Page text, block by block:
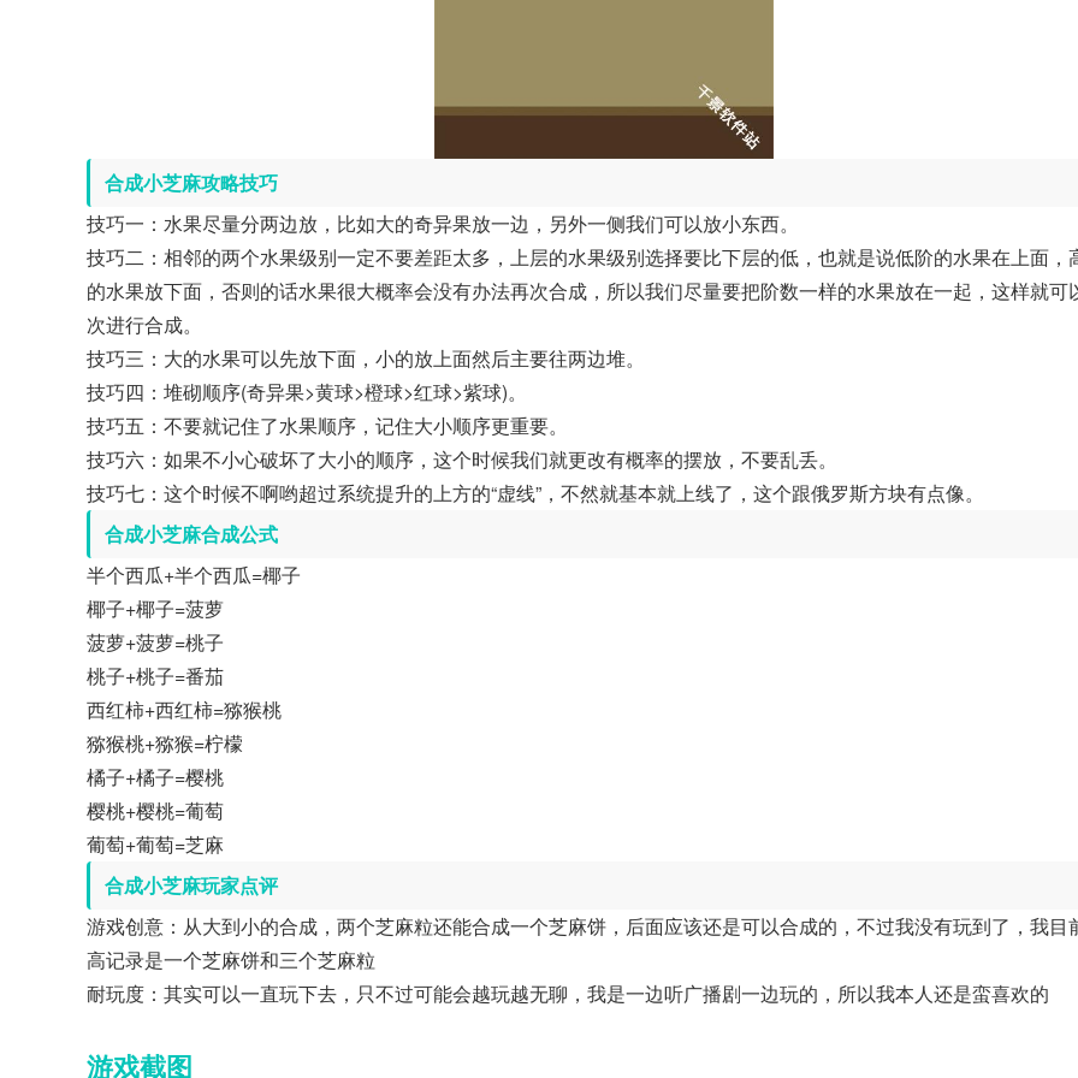
合成小芝麻攻略技巧
技巧一：水果尽量分两边放，比如大的奇异果放一边，另外一侧我们可以放小东西。
技巧二：相邻的两个水果级别一定不要差距太多，上层的水果级别选择要比下层的低，也就是说低阶的水果在上面，
的水果放下面，否则的话水果很大概率会没有办法再次合成，所以我们尽量要把阶数一样的水果放在一起，这样就可
次进行合成。
技巧三：大的水果可以先放下面，小的放上面然后主要往两边堆。
技巧四：堆砌顺序(奇异果>黄球>橙球>红球>紫球)。
技巧五：不要就记住了水果顺序，记住大小顺序更重要。
技巧六：如果不小心破坏了大小的顺序，这个时候我们就更改有概率的摆放，不要乱丢。
技巧七：这个时候不啊哟超过系统提升的上方的“虚线”，不然就基本就上线了，这个跟俄罗斯方块有点像。
合成小芝麻合成公式
半个西瓜+半个西瓜=椰子
椰子+椰子=菠萝
菠萝+菠萝=桃子
桃子+桃子=番茄
西红柿+西红柿=猕猴桃
猕猴桃+猕猴=柠檬
橘子+橘子=樱桃
樱桃+樱桃=葡萄
葡萄+葡萄=芝麻
合成小芝麻玩家点评
游戏创意：从大到小的合成，两个芝麻粒还能合成一个芝麻饼，后面应该还是可以合成的，不过我没有玩到了，我目
高记录是一个芝麻饼和三个芝麻粒
耐玩度：其实可以一直玩下去，只不过可能会越玩越无聊，我是一边听广播剧一边玩的，所以我本人还是蛮喜欢的
游戏截图